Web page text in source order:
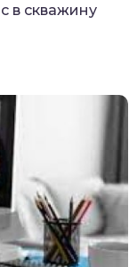
в скважину